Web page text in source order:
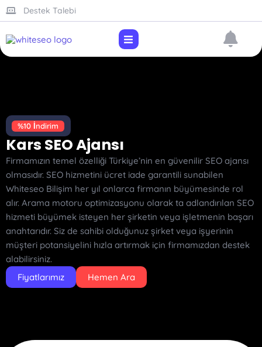
Destek Talebi
%10 İndirim
Kars SEO Ajansı
Firmamızın temel özelliği Türkiye’nin en güvenilir SEO ajansı
olmasıdır. SEO hizmetini ücret iade garantili sunabilen
Whiteseo Bilişim her yıl onlarca firmanın büyümesinde rol
alır. Arama motoru optimizasyonu olarak ta adlandırılan SEO
hizmeti büyümek isteyen her şirketin veya işletmenin başarı
anahtarıdır. Siz de sahibi olduğunuz şirket veya işyerinin
müşteri potansiyelini hızla artırmak için firmamızdan destek
alabilirsiniz.
Fiyatlarımız
Hemen Ara